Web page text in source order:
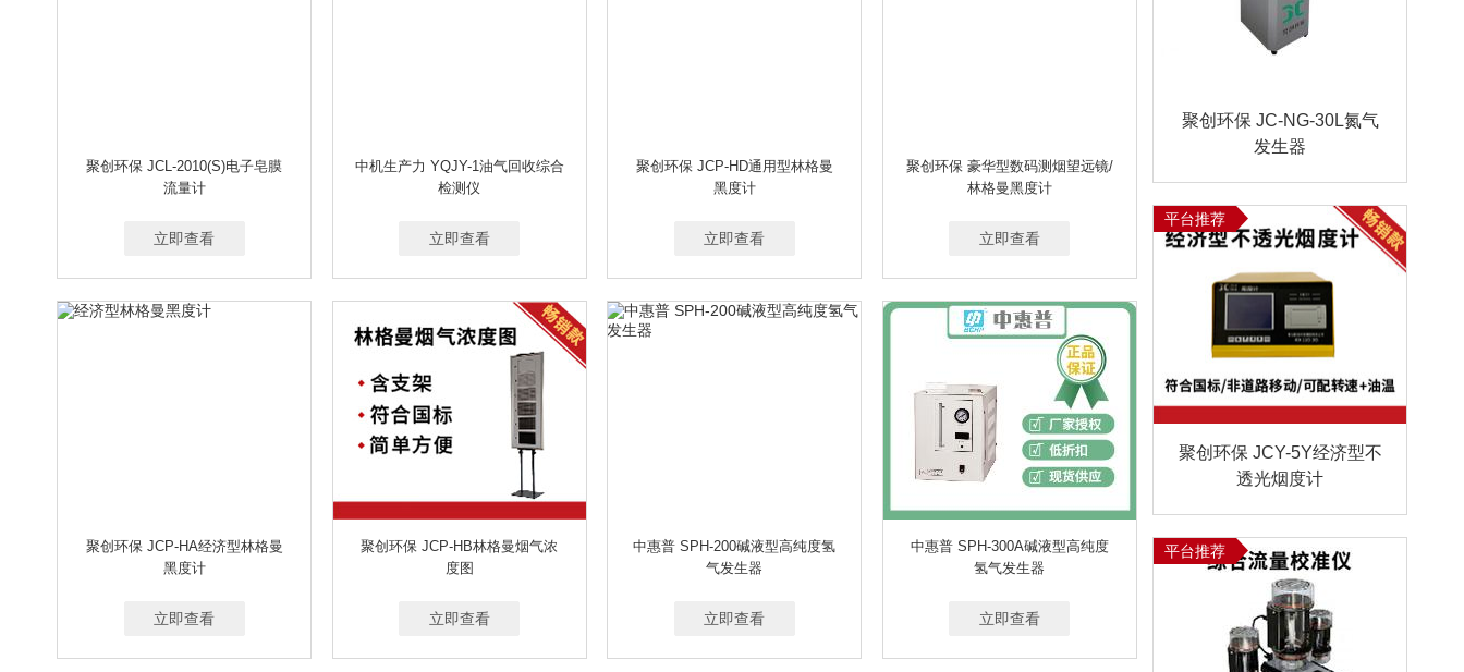
聚创环保 JCL-2010(S)电子皂膜
流量计
立即查看
中机生产力 YQJY-1油气回收综合
检测仪
立即查看
聚创环保 JCP-HD通用型林格曼
黑度计
立即查看
聚创环保 豪华型数码测烟望远镜/
林格曼黑度计
立即查看
聚创环保 JCP-HA经济型林格曼
黑度计
立即查看
聚创环保 JCP-HB林格曼烟气浓
度图
立即查看
中惠普 SPH-200碱液型高纯度氢
气发生器
立即查看
中惠普 SPH-300A碱液型高纯度
氢气发生器
立即查看
聚创环保 JC-NG-30L氮气
发生器
平台推荐
聚创环保 JCY-5Y经济型不
透光烟度计
平台推荐